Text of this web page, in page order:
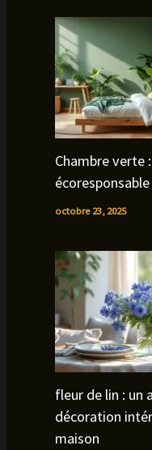
Chambre verte
octobre 23, 2025
fleur de lin : un
décoration
maison